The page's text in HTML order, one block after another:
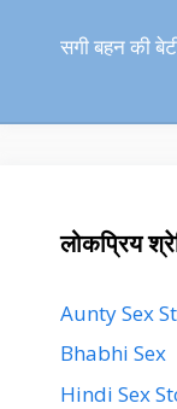
सगी बहन की
लोकप्रिय
Aunty Sex
Bhabhi Sex
Hindi Sex